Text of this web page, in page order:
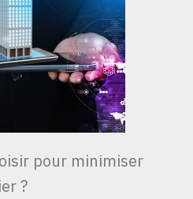
pour minimiser
?